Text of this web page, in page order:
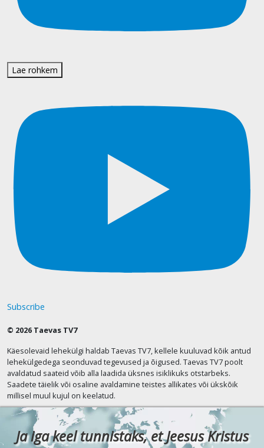
Lae rohkem
Subscribe
© 2026 Taevas TV7
Käesolevaid lehekülgi haldab Taevas TV7, kellele kuuluvad kõik antud
lehekülgedega seonduvad tegevused ja õigused. Taevas TV7 poolt
avaldatud saateid võib alla laadida üksnes isiklikuks otstarbeks.
Saadete täielik või osaline avaldamine teistes allikates või ükskõik
millisel muul kujul on keelatud.
Ja iga keel tunnistaks, et Jeesus Kristus